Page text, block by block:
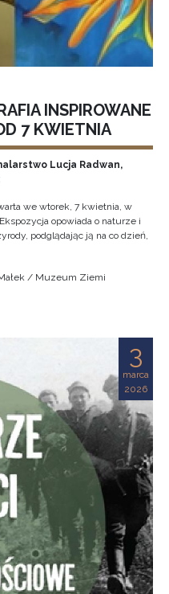
INSPIROWANE
7 KWIETNIA
Lucja Radwan,
we wtorek, 7 kwietnia, w
opowiada o naturze i
podglądając ją na co dzień,
/ Muzeum Ziemi
3
marca
2026